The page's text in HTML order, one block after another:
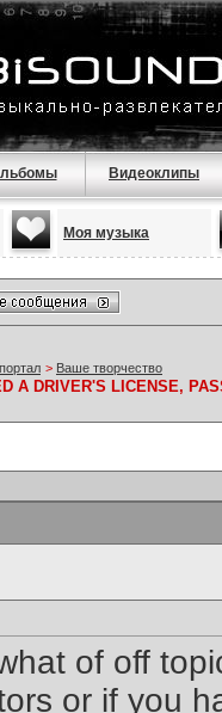
Видеоклипы
Моя музыка
> Ваше творчество
A DRIVER'S LICENSE,
of off
or if you